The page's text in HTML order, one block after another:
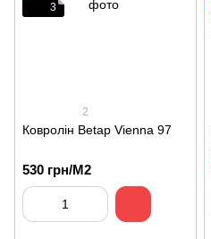
3
2
Ковролін Betap Vienna 97
530 грн/М2